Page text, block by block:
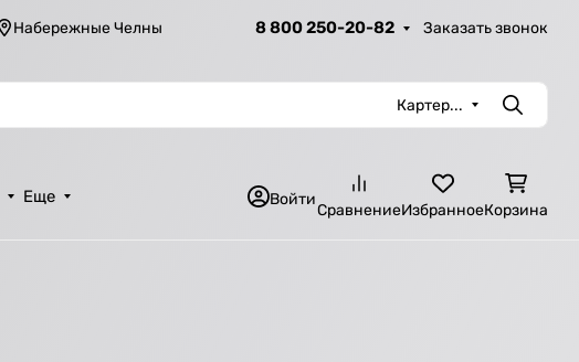
Набережные Челны 8 800 250-20-82 Заказать звонок
Картер... Поиск
Еще Войти
СравнениеИзбранноеКорзина